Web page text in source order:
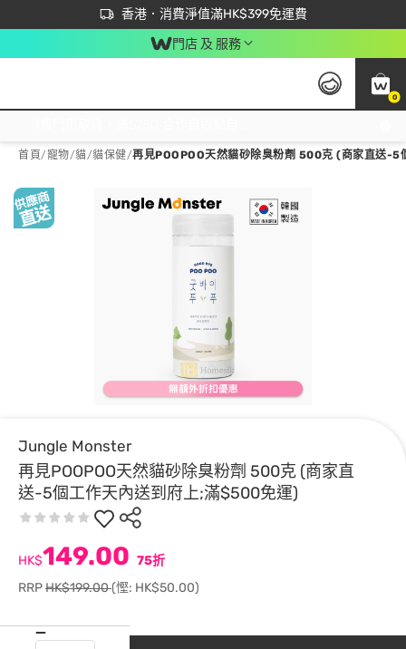
香港．消費淨值滿HK$399免運費
立即成為易賞錢會員盡享獨家優惠
首次APP下單買滿$450 輸入 NEWAPP 即減$50
門店 及 服務
0
首頁/寵物/貓/貓保健/再見POOPOO天然貓砂除臭粉劑 500克 (商家直送-
Jungle Monster
再見POOPOO天然貓砂除臭粉劑 500克 (商家直
送-5個工作天內送到府上;滿$500免運)
HK$149.00 75折
RRPHK$199.00(慳: HK$50.00)